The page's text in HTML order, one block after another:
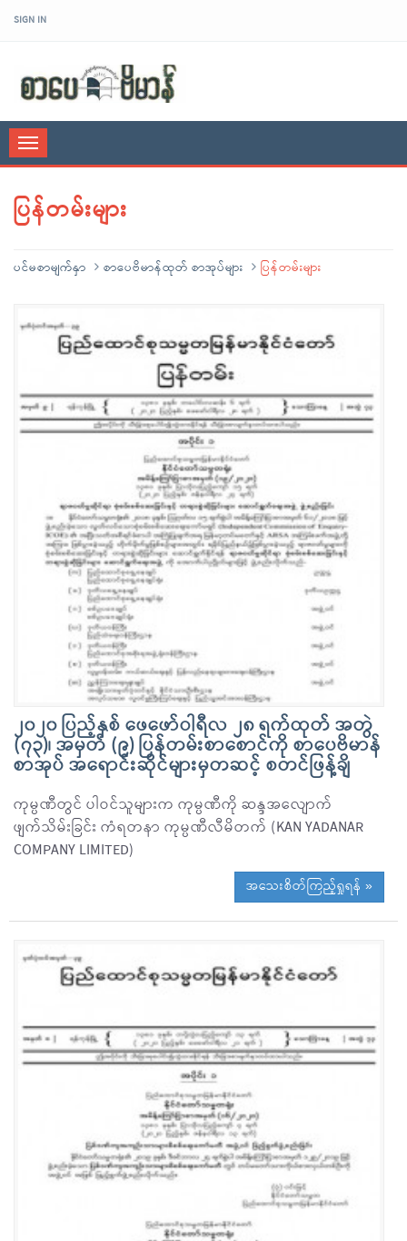
SIGN IN
Toggle
navigation
ပြန်တမ်းများ
ပင်မစာမျက်နှာ စာပေဗိမာန်ထုတ် စာအုပ်များ ပြန်တမ်းများ
၂၀၂၀ ပြည့်နှစ် ဖေဖော်ဝါရီလ ၂၈ ရက်ထုတ် အတွဲ
(၇၃)၊ အမှတ် (၉) ပြန်တမ်းစာစောင်ကို စာပေဗိမာန်
စာအုပ် အရောင်းဆိုင်များမှတဆင့် စတင်ဖြန့်ချိ
ကုမ္ပဏီတွင် ပါဝင်သူများက ကုမ္ပဏီကို ဆန္ဒအလျောက်
ဖျက်သိမ်းခြင်း ကံရတနာ ကုမ္ပဏီလီမိတက် (KAN YADANAR
COMPANY LIMITED)
အသေးစိတ်ကြည့်ရှုရန် »